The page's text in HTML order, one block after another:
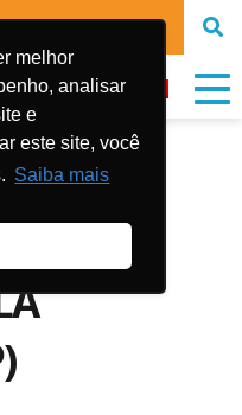
melhor
analisar
e
este site, você
Saiba mais
DONATE NOW
COM